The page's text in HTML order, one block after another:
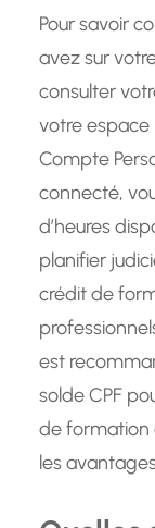
Pour savoir
avez sur
consulter
votre espace
Compte
connecté,
d’heures
planifier
crédit de
est
solde CPF
de formation
les